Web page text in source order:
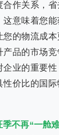
合作关系，
这意味着您
的物流成本
产品的市场竞
企业的重要性
性价比的国
季不再“一舱